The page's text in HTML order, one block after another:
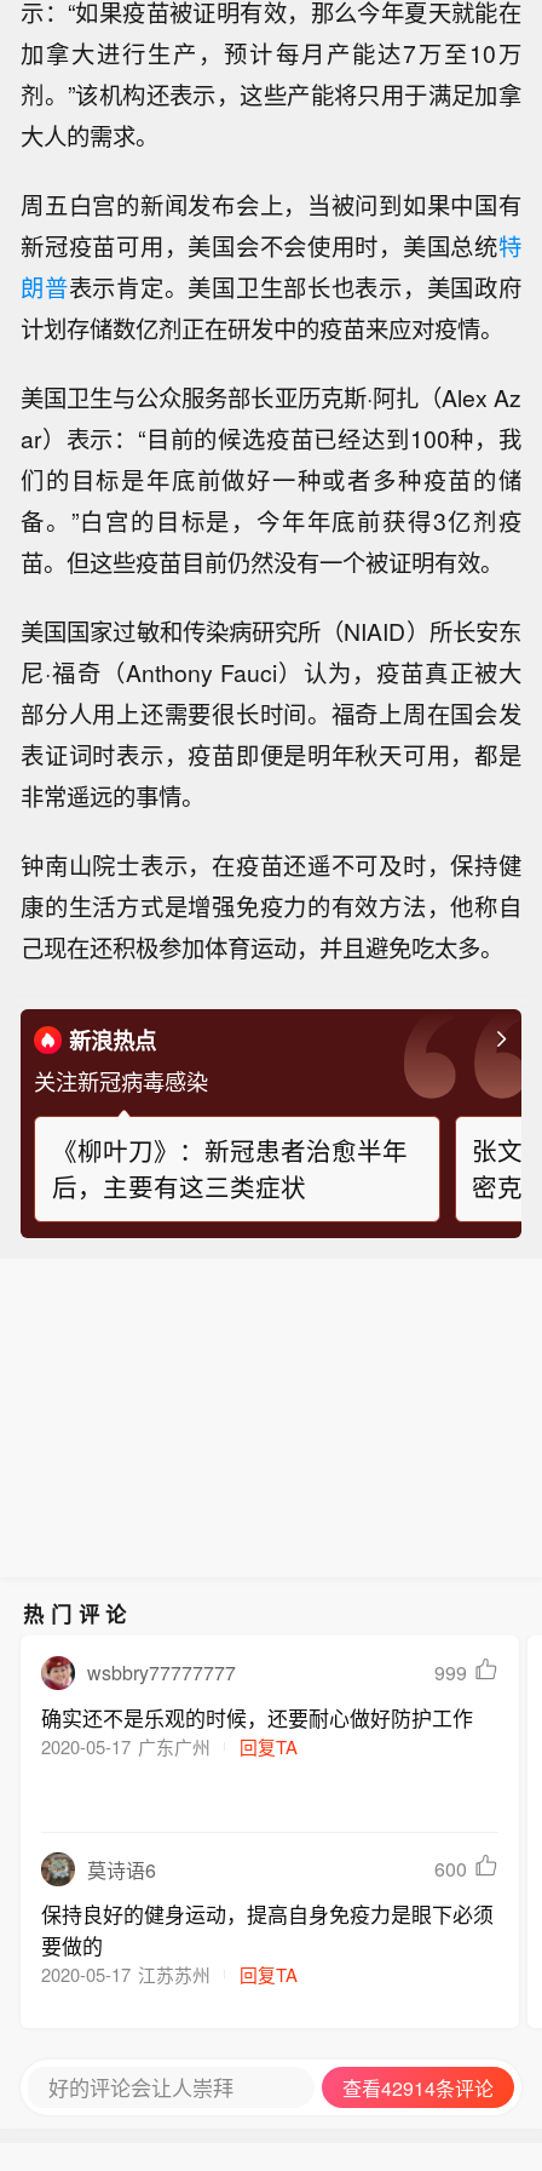
示：“如果疫苗被证明有效，那么今年夏天就能在
加拿大进行生产，预计每月产能达7万至10万
剂。”该机构还表示，这些产能将只用于满足加拿
大人的需求。
周五白宫的新闻发布会上，当被问到如果中国有
新冠疫苗可用，美国会不会使用时，美国总统特
朗普表示肯定。美国卫生部长也表示，美国政府
计划存储数亿剂正在研发中的疫苗来应对疫情。
美国卫生与公众服务部长亚历克斯·阿扎（Alex Az
ar）表示：“目前的候选疫苗已经达到100种，我
们的目标是年底前做好一种或者多种疫苗的储
备。”白宫的目标是，今年年底前获得3亿剂疫
苗。但这些疫苗目前仍然没有一个被证明有效。
美国国家过敏和传染病研究所（NIAID）所长安东
尼·福奇（Anthony Fauci）认为，疫苗真正被大
部分人用上还需要很长时间。福奇上周在国会发
表证词时表示，疫苗即便是明年秋天可用，都是
非常遥远的事情。
钟南山院士表示，在疫苗还遥不可及时，保持健
康的生活方式是增强免疫力的有效方法，他称自
己现在还积极参加体育运动，并且避免吃太多。
新浪热点
关注新冠病毒感染
《柳叶刀》：新冠患者治愈半年
后，主要有这三类症状
张文
密克
热门评论
wsbbry77777777 999
确实还不是乐观的时候，还要耐心做好防护工作
2020-05-17 广东广州 回复TA
莫诗语6 600
保持良好的健身运动，提高自身免疫力是眼下必须
要做的
2020-05-17 江苏苏州 回复TA
好的评论会让人崇拜 查看42914条评论